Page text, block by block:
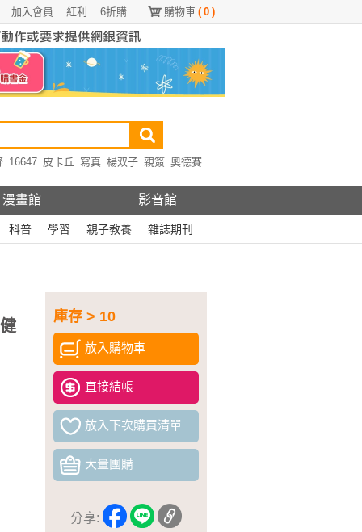
購物車 ( 0 )
6折購
紅利
加入會員
16647 皮卡丘 寫真 楊双子 親簽 奧德賽
漫畫館 影音館
科普 學習 親子教養 雜誌期刊
庫存 > 10
放入購物車
直接結帳
放入下次購買清單
大量團購
分享: